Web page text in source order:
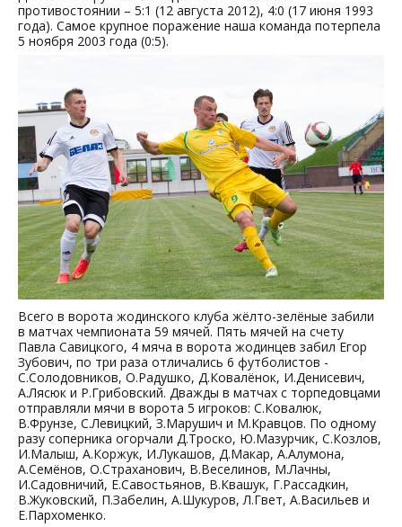
противостоянии – 5:1 (12 августа 2012), 4:0 (17 июня 1993
года). Самое крупное поражение наша команда потерпела
5 ноября 2003 года (0:5).
Всего в ворота жодинского клуба жёлто-зелёные забили
в матчах чемпионата 59 мячей. Пять мячей на счету
Павла Савицкого, 4 мяча в ворота жодинцев забил Егор
Зубович, по три раза отличались 6 футболистов -
С.Солодовников, О.Радушко, Д.Ковалёнок, И.Денисевич,
А.Лясюк и Р.Грибовский. Дважды в матчах с торпедовцами
отправляли мячи в ворота 5 игроков: С.Ковалюк,
В.Фрунзе, С.Левицкий, З.Марушич и М.Кравцов. По одному
разу соперника огорчали Д.Троско, Ю.Мазурчик, С.Козлов,
И.Малыш, А.Коржук, И.Лукашов, Д.Макар, А.Алумона,
А.Семёнов, О.Страханович, В.Веселинов, М.Лачны,
И.Садовничий, Е.Савостьянов, В.Квашук, Г.Рассадкин,
В.Жуковский, П.Забелин, А.Шукуров, Л.Гвет, А.Васильев и
Е.Пархоменко.